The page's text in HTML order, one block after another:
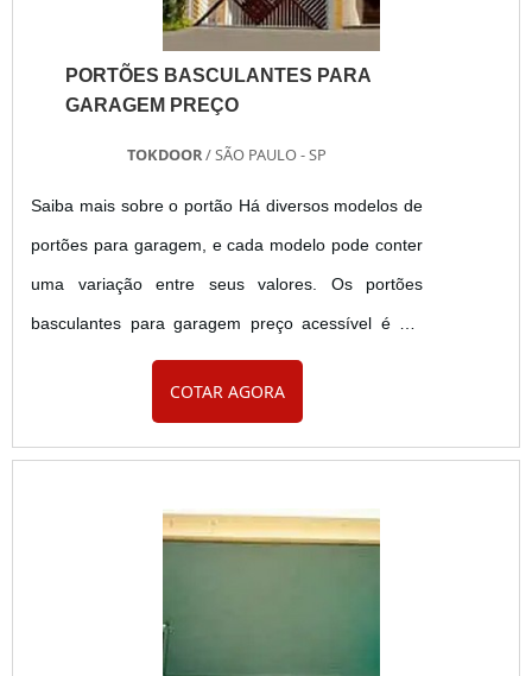
PORTÕES BASCULANTES PARA
GARAGEM PREÇO
TOKDOOR/ SÃO PAULO - SP
Saiba mais sobre o portão Há diversos modelos de
portões para garagem, e cada modelo pode conter
uma variação entre seus valores. Os portões
basculantes para garagem preço acessível é um
modelo com um valor de custo-benefício, uma vez
que este modelo de portão é ágil, moderno,
portão de baixo para cima. Esse modelo também
COTAR AGORA